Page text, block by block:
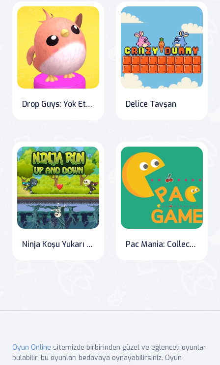
Drop Guys: Yok Etme Turnuvası Delice Tavşan
Ninja Koşu Yukarı ve Aşağı Pac Mania: Collect and Conquer
Oyun Online sitemizde birbirinden güzel ve eğlenceli oyunlar
bulabilir, bu oyunları bedavaya oynayabilirsiniz. Oyun